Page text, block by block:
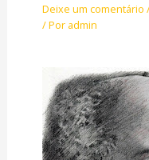
Deixe um comentário
/ Por admin